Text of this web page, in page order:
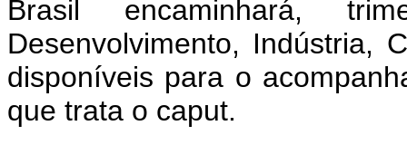
Brasil encaminhará,
Desenvolvimento, Indústria,
disponíveis para o
que trata o caput.